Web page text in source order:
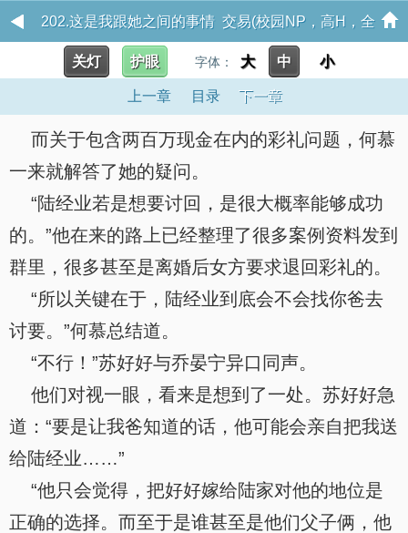
202.这是我跟她之间的事情 交易(校园NP，高H，全
C)
关灯 护眼 字体： 大 中 小
上一章 目录 下一章
而关于包含两百万现金在内的彩礼问题，何慕
一来就解答了她的疑问。
“陆经业若是想要讨回，是很大概率能够成功
的。”他在来的路上已经整理了很多案例资料发到
群里，很多甚至是离婚后女方要求退回彩礼的。
“所以关键在于，陆经业到底会不会找你爸去
讨要。”何慕总结道。
“不行！”苏好好与乔晏宁异口同声。
他们对视一眼，看来是想到了一处。苏好好急
道：“要是让我爸知道的话，他可能会亲自把我送
给陆经业……”
“他只会觉得，把好好嫁给陆家对他的地位是
正确的选择。而至于是谁甚至是他们父子俩，他